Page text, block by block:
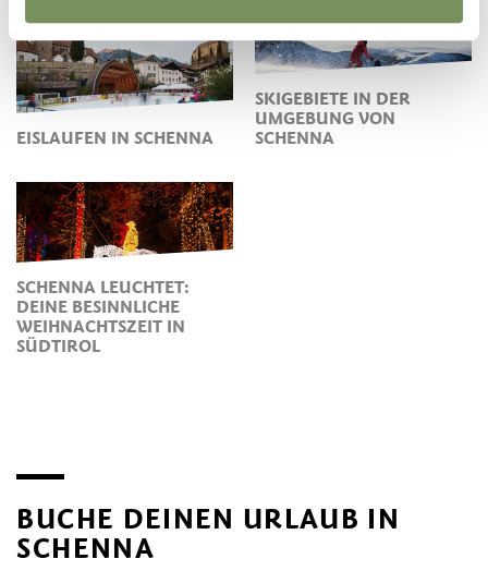
EISLAUFEN IN SCHENNA
SKIGEBIETE IN DER
UMGEBUNG VON
SCHENNA
SCHENNA LEUCHTET:
DEINE BESINNLICHE
WEIHNACHTSZEIT IN
SÜDTIROL
BUCHE DEINEN URLAUB IN
SCHENNA